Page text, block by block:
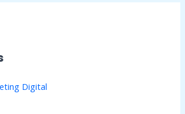
Digital